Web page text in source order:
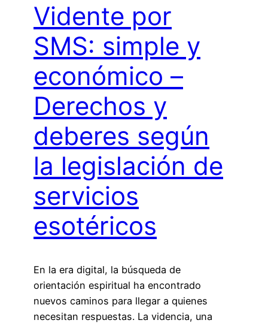
Vidente por
SMS: simple y
económico –
Derechos y
deberes según
la legislación de
servicios
esotéricos
En la era digital, la búsqueda de
orientación espiritual ha encontrado
nuevos caminos para llegar a quienes
necesitan respuestas. La videncia, una